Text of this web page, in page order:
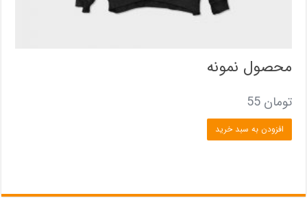
محصول نمونه
تومان 55
افزودن به سبد خرید